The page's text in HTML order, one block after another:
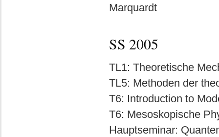
Marquardt
SS 2005
TL1: Theoretische
TL5: Methoden der
T6: Introduction to
T6: Mesoskopische
Hauptseminar: